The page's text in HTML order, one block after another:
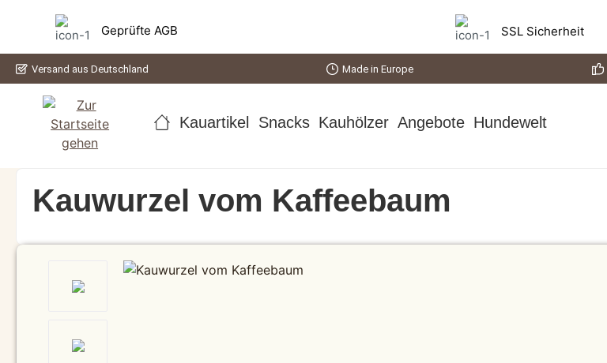
Zur Hauptnavigation springen
Geprüfte AGB SSL Sicherheit
Versand aus Deutschland Made in Europe
Kauartikel Snacks Kauhölzer Angebote Hundewelt
Kauwurzel vom Kaffeebaum
Bildergalerie überspringen